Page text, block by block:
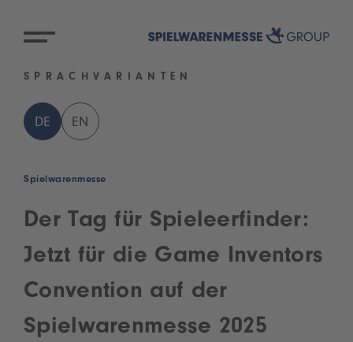
SPRACHVARIANTEN
DE EN
Spielwarenmesse
Der Tag für Spieleerfinder:
Jetzt für die Game Inventors
Convention auf der
Spielwarenmesse 2025